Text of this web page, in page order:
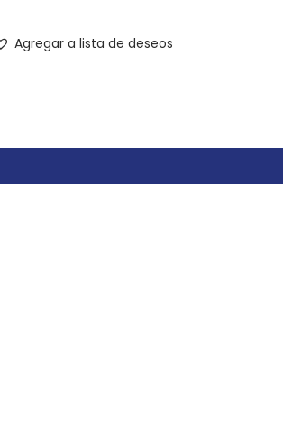
Agregar a lista de deseos